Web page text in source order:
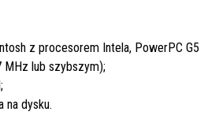
z procesorem Intela, PowerPC G5
MHz lub szybszym);
na dysku.